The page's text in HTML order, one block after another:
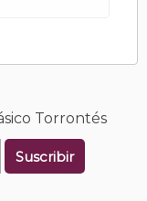
Torrontés
Suscribir